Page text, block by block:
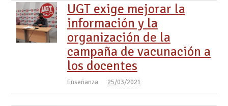
UGT exige mejorar la
información y la
organización de la
campaña de vacunación a
los docentes
Enseñanza 25/03/2021